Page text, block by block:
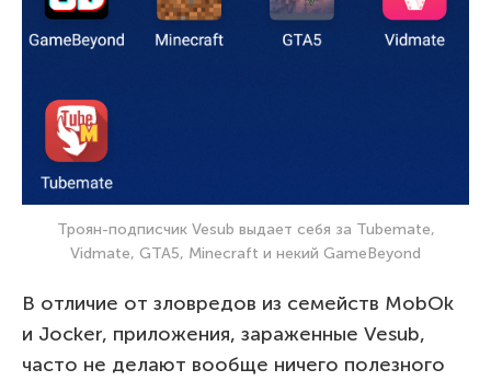
Троян-подписчик Vesub выдает себя за Tubemate,
Vidmate, GTA5, Minecraft и некий GameBeyond
В отличие от зловредов из семейств MobOk
и Jocker, приложения, зараженные Vesub,
часто не делают вообще ничего полезного